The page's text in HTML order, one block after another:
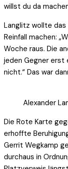
willst du da
Langlitz wollte das
Reinfall machen:
Woche raus. Die
jeden Gegner erst
nicht.“ Das war
Alexander
Die Rote Karte
erhoffte
Gerrit Wegkamp
durchaus in